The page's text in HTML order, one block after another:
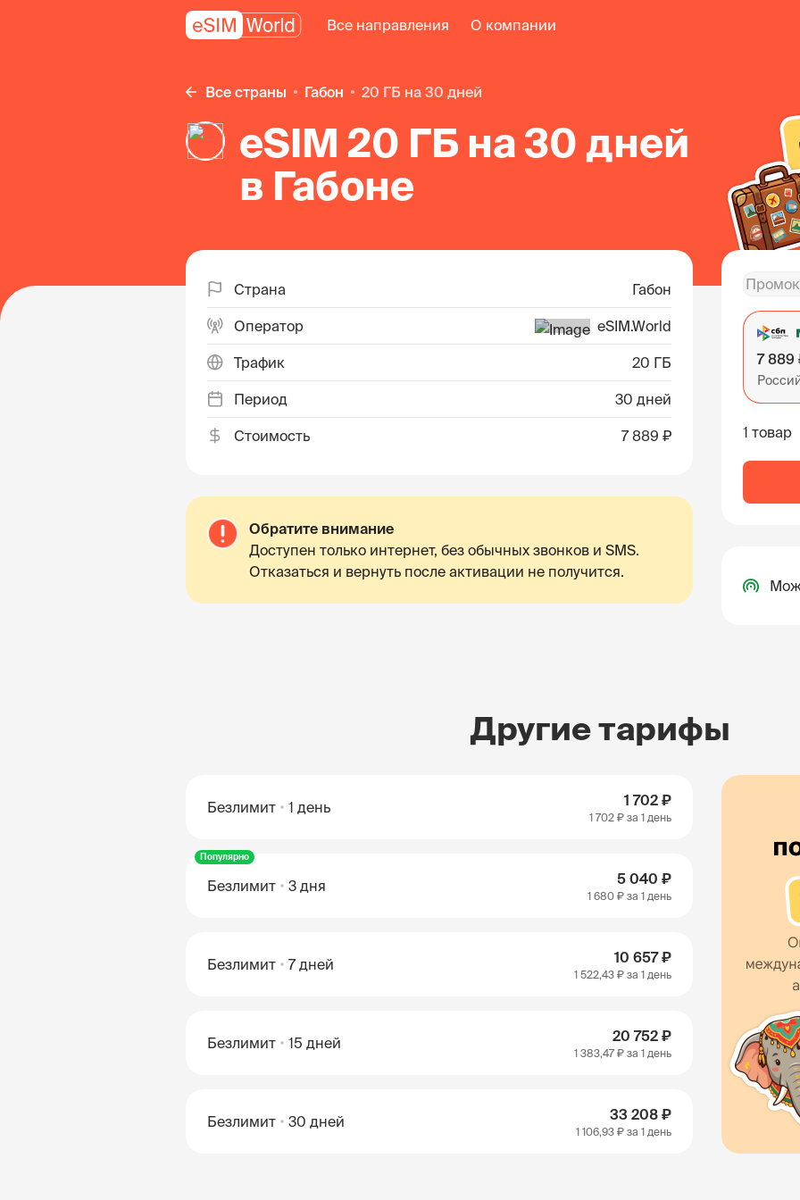
Все направления О компании
Все страны Габон 20 ГБ на 30 дней
eSIM 20 ГБ на 30 дней
в Габоне
Страна Габон
Оператор eSIM.World
Трафик 20 ГБ
Период 30 дней
Стоимость 7 889 ₽
Обратите внимание
Доступен только интернет, без обычных звонков и SMS.
Отказаться и вернуть после активации не получится.
7 889
1 товар
Другие тарифы
Безлимит 1 день 1 702 ₽
1 702 ₽ за 1 день
Популярно
Безлимит 3 дня 5 040 ₽
1 680 ₽ за 1 день
Безлимит 7 дней 10 657 ₽
1 522,43 ₽ за 1 день
Безлимит 15 дней 20 752 ₽
1 383,47 ₽ за 1 день
Безлимит 30 дней 33 208 ₽
1 106,93 ₽ за 1 день